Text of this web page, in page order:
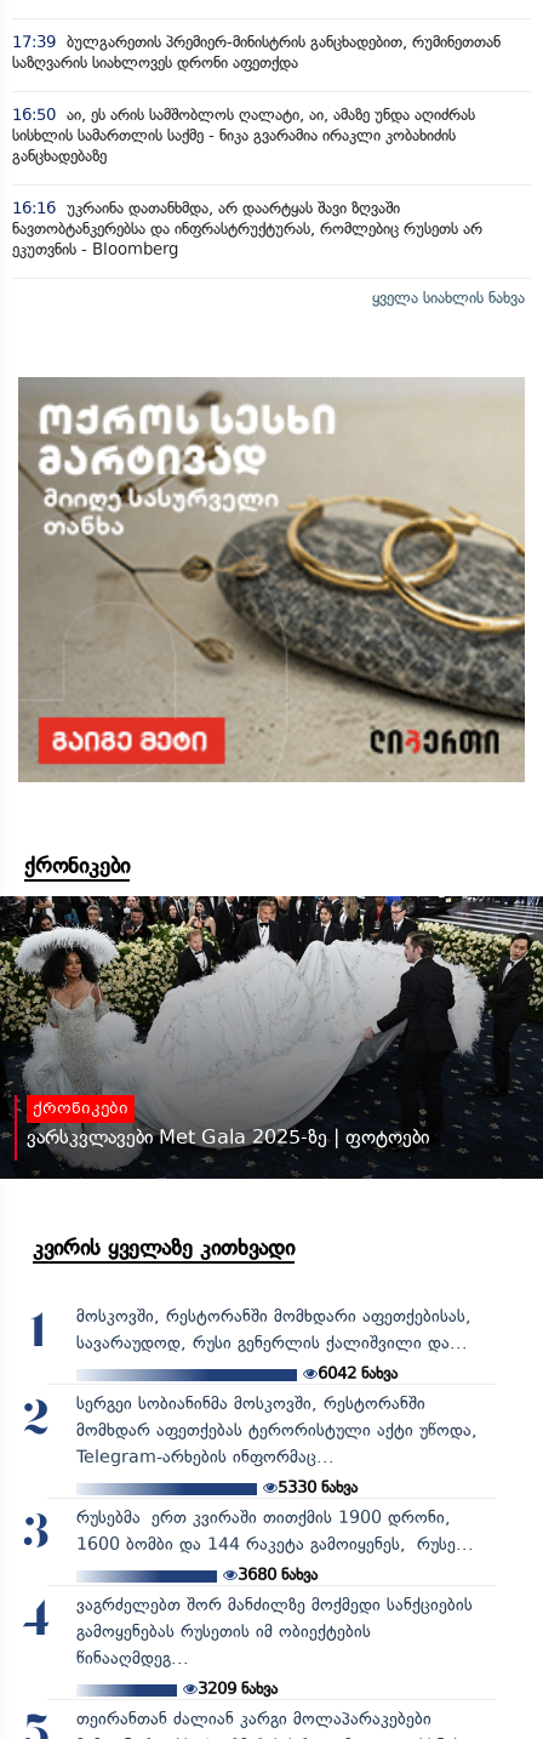
17:39 ბულგარეთის პრემიერ-მინისტრის განცხადებით, რუმინეთთან
საზღვარის სიახლოვეს დრონი აფეთქდა
16:50 აი, ეს არის სამშობლოს ღალატი, აი, ამაზე უნდა აღიძრას
სისხლის სამართლის საქმე - ნიკა გვარამია ირაკლი კობახიძის
განცხადებაზე
16:16 უკრაინა დათანხმდა, არ დაარტყას შავი ზღვაში
ნავთობტანკერებსა და ინფრასტრუქტურას, რომლებიც რუსეთს არ
ეკუთვნის - Bloomberg
ყველა სიახლის ნახვა
ქრონიკები
ქრონიკები
ვარსკვლავები Met Gala 2025-ზე | ფოტოები
კვირის ყველაზე კითხვადი
1
მოსკოვში, რესტორანში მომხდარი აფეთქებისას,
სავარაუდოდ, რუსი გენერლის ქალიშვილი და...
6042 ნახვა
2
სერგეი სობიანინმა მოსკოვში, რესტორანში
მომხდარ აფეთქებას ტერორისტული აქტი უწოდა,
Telegram-არხების ინფორმაც...
5330ნახვა
3
რუსებმა ერთ კვირაში თითქმის 1900 დრონი,
1600 ბომბი და 144 რაკეტა გამოიყენეს, რუსე...
3680ნახვა
4
ვაგრძელებთ შორ მანძილზე მოქმედი სანქციების
გამოყენებას რუსეთის იმ ობიექტების
წინააღმდეგ...
3209ნახვა
თეირანთან ძალიან კარგი მოლაპარაკებები